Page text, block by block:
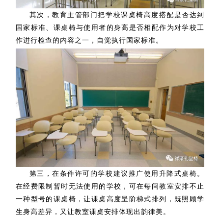
其次，教育主管部门把学校课桌椅高度搭配是否达到
国家标准、课桌椅与使用者的身高是否相配作为对学校工
作进行检查的内容之一，自觉执行国家标准。
第三，在条件许可的学校建议推广使用升降式桌椅。
在经费限制暂时无法使用的学校，可在每间教室安排不止
一种型号的课桌椅，让课桌高度呈阶梯式排列，既照顾学
生身高差异，又让教室课桌安排体现出韵律美。